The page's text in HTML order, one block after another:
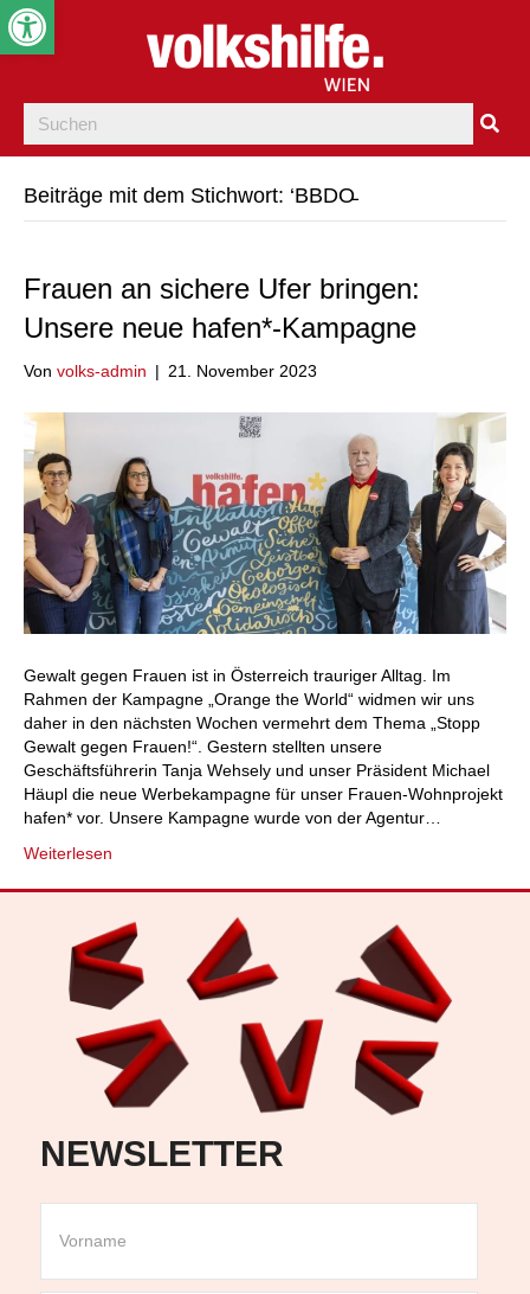
Beiträge mit dem Stichwort: ‘BBDO̵
Frauen an sichere Ufer bringen:
Unsere neue hafen*-Kampagne
Von volks-admin | 21. November 2023
Gewalt gegen Frauen ist in Österreich trauriger Alltag. Im
Rahmen der Kampagne „Orange the World“ widmen wir uns
daher in den nächsten Wochen vermehrt dem Thema „Stopp
Gewalt gegen Frauen!“. Gestern stellten unsere
Geschäftsführerin Tanja Wehsely und unser Präsident Michael
Häupl die neue Werbekampagne für unser Frauen-Wohnprojekt
hafen* vor. Unsere Kampagne wurde von der Agentur…
Weiterlesen
NEWSLETTER